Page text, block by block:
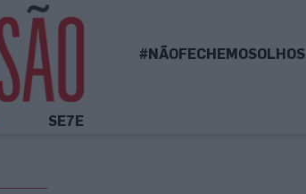
#NÃOFECHEMOSOLHOS
SE7E